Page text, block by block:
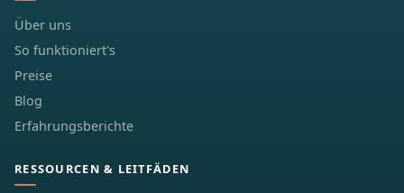
Über uns
So funktioniert's
Preise
Blog
Erfahrungsberichte
RESSOURCEN & LEITFÄDEN